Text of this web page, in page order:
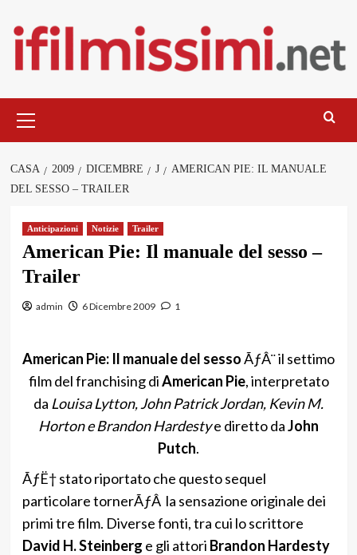
contenuto
principale
CASA 2009 DICEMBRE J
AMERICAN PIE: IL MANUALE
DEL SESSO – TRAILER
Anticipazioni Notizie Trailer
American Pie: Il manuale del sesso –
Trailer
admin 6 Dicembre 2009 1
American Pie: Il manuale del sessoÃƒÂ¨ il settimo
film del franchising diAmerican Pie, interpretato
da Louisa Lytton, John Patrick Jordan, Kevin M.
Horton e Brandon Hardestye diretto daJohn
Putch.
ÃƒË† stato riportato che questo sequel
particolare tornerÃƒÂ la sensazione originale dei
primi tre film. Diverse fonti, tra cui lo scrittore
David H. Steinberg e gli attori Brandon Hardesty